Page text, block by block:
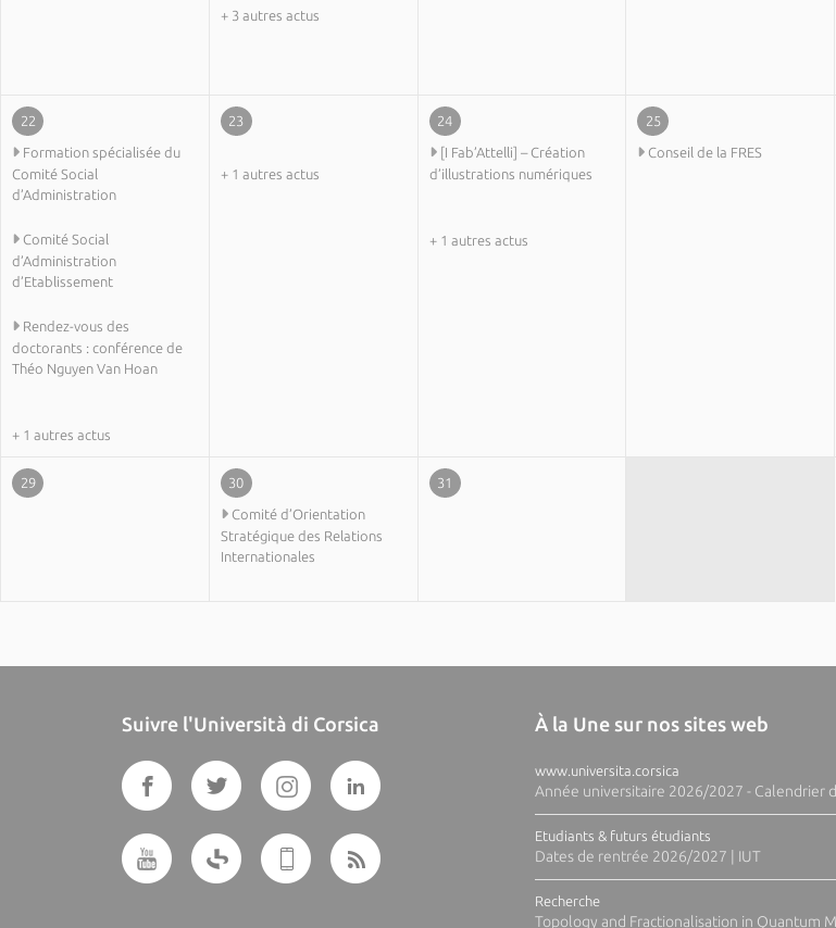
+ 3 autres actus
22
Formation spécialisée du
Comité Social
d’Administration
Comité Social
d’Administration
d’Etablissement
Rendez-vous des
doctorants : conférence de
Théo Nguyen Van Hoan
+ 1 autres actus
23
+ 1 autres actus
24
[I Fab’Attelli] – Création
d’illustrations numériques
+ 1 autres actus
25
Conseil de la FRES
29
30
Comité d’Orientation
Stratégique des Relations
Internationales
31
Suivre l'Università di Corsica À la Une sur nos sites web
www.universita.corsica
Année universitaire 2026/2027 - Calendrier
Etudiants & futurs étudiants
Dates de rentrée 2026/2027 | IUT
Recherche
Topology and Fractionalisation in Quantum